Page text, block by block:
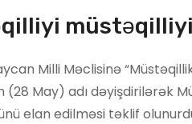
Milli Məclisinə
(28 May) adı dəyişdirilərək
elan edilməsi təklif